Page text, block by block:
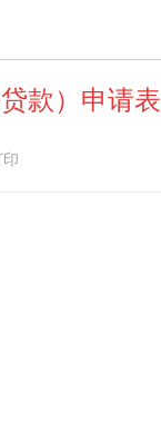
款）申请表
印